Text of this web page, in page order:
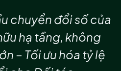
chuyển đổi số của
hạ tầng, không
– Tối ưu hóa tỷ lệ